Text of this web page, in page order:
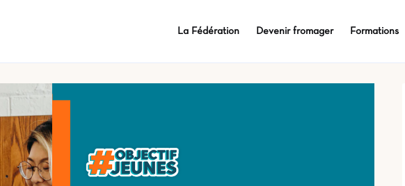
La Fédération Devenir fromager Formations